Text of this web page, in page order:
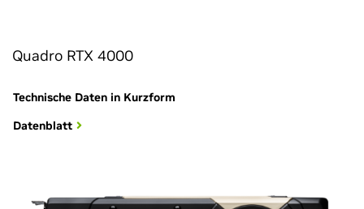
Quadro RTX 4000
Technische Daten in Kurzform
Datenblatt